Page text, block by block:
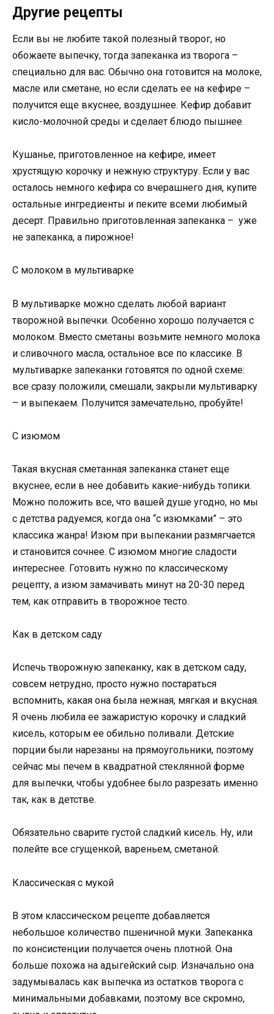
Другие рецепты
Если вы не любите такой полезный творог, но
обожаете выпечку, тогда запеканка из творога –
специально для вас. Обычно она готовится на молоке,
масле или сметане, но если сделать ее на кефире –
получится еще вкуснее, воздушнее. Кефир добавит
кисло-молочной среды и сделает блюдо пышнее.
Кушанье, приготовленное на кефире, имеет
хрустящую корочку и нежную структуру. Если у вас
осталось немного кефира со вчерашнего дня, купите
остальные ингредиенты и пеките всеми любимый
десерт. Правильно приготовленная запеканка – уже
не запеканка, а пирожное!
С молоком в мультиварке
В мультиварке можно сделать любой вариант
творожной выпечки. Особенно хорошо получается с
молоком. Вместо сметаны возьмите немного молока
и сливочного масла, остальное все по классике. В
мультиварке запеканки готовятся по одной схеме:
все сразу положили, смешали, закрыли мультиварку
– и выпекаем. Получится замечательно, пробуйте!
С изюмом
Такая вкусная сметанная запеканка станет еще
вкуснее, если в нее добавить какие-нибудь топики.
Можно положить все, что вашей душе угодно, но мы
с детства радуемся, когда она “с изюмками” – это
классика жанра! Изюм при выпекании размягчается
и становится сочнее. С изюмом многие сладости
интереснее. Готовить нужно по классическому
рецепту, а изюм замачивать минут на 20-30 перед
тем, как отправить в творожное тесто.
Как в детском саду
Испечь творожную запеканку, как в детском саду,
совсем нетрудно, просто нужно постараться
вспомнить, какая она была нежная, мягкая и вкусная.
Я очень любила ее зажаристую корочку и сладкий
кисель, которым ее обильно поливали. Детские
порции были нарезаны на прямоугольники, поэтому
сейчас мы печем в квадратной стеклянной форме
для выпечки, чтобы удобнее было разрезать именно
так, как в детстве.
Обязательно сварите густой сладкий кисель. Ну, или
полейте все сгущенкой, вареньем, сметаной.
Классическая с мукой
В этом классическом рецепте добавляется
небольшое количество пшеничной муки. Запеканка
по консистенции получается очень плотной. Она
больше похожа на адыгейский сыр. Изначально она
задумывалась как выпечка из остатков творога с
минимальными добавками, поэтому все скромно,